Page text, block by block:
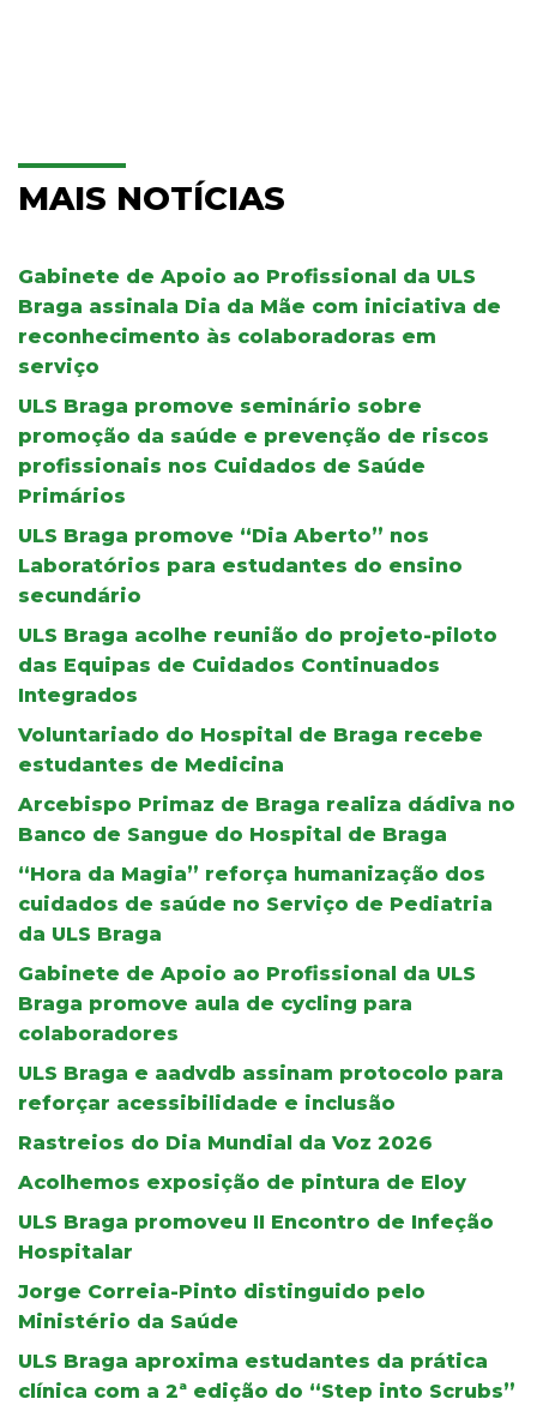
MAIS NOTÍCIAS
Gabinete de Apoio ao Profissional da ULS
Braga assinala Dia da Mãe com iniciativa de
reconhecimento às colaboradoras em
serviço
ULS Braga promove seminário sobre
promoção da saúde e prevenção de riscos
profissionais nos Cuidados de Saúde
Primários
ULS Braga promove “Dia Aberto” nos
Laboratórios para estudantes do ensino
secundário
ULS Braga acolhe reunião do projeto-piloto
das Equipas de Cuidados Continuados
Integrados
Voluntariado do Hospital de Braga recebe
estudantes de Medicina
Arcebispo Primaz de Braga realiza dádiva no
Banco de Sangue do Hospital de Braga
“Hora da Magia” reforça humanização dos
cuidados de saúde no Serviço de Pediatria
da ULS Braga
Gabinete de Apoio ao Profissional da ULS
Braga promove aula de cycling para
colaboradores
ULS Braga e aadvdb assinam protocolo para
reforçar acessibilidade e inclusão
Rastreios do Dia Mundial da Voz 2026
Acolhemos exposição de pintura de Eloy
ULS Braga promoveu II Encontro de Infeção
Hospitalar
Jorge Correia-Pinto distinguido pelo
Ministério da Saúde
ULS Braga aproxima estudantes da prática
clínica com a 2ª edição do “Step into Scrubs”